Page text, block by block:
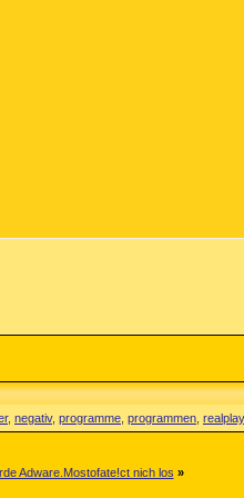
(User
(User
-
d088-4134-82b7-
-
F110-11d2-BB9E-
Class) -
9AE4-030D24267189}:
-
GmbH -
- Avira
-
Berlin -
Co., Ltd. -
- Sun Microsystems,
, negativ, programme programmen
Adware.Mostofate!ct nich los »